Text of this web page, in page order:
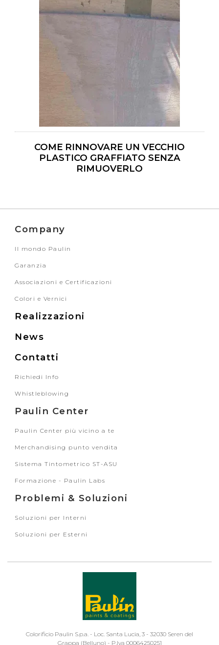
COME RINNOVARE UN VECCHIO
PLASTICO GRAFFIATO SENZA
RIMUOVERLO
Company
Il mondo Paulin
Garanzia
Associazioni e Certificazioni
Colori e Vernici
Realizzazioni
News
Contatti
Richiedi Info
Whistleblowing
Paulin Center
Paulin Center più vicino a te
Merchandising punto vendita
Sistema Tintometrico ST-ASU
Formazione - Paulin Labs
Problemi & Soluzioni
Soluzioni per Interni
Soluzioni per Esterni
Colorificio Paulin S.p.a. - Loc. Santa Lucia, 3 - 32030 Seren del
Grappa (Belluno) - P.Iva 00064250251